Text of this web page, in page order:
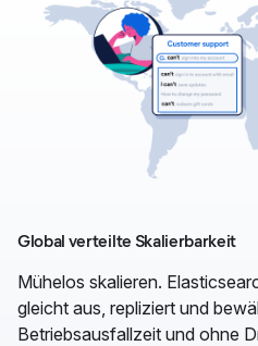
Global verteilte Skalierbarkeit
Mühelos skalieren.
gleicht aus, repliziert und
Betriebsausfallzeit und ohne